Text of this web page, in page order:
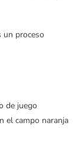
un proceso
de juego
el campo naranja